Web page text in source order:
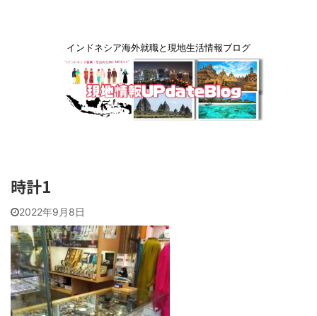
インドネシア海外就職と現地生活情報ブログ
時計1
2022年9月8日